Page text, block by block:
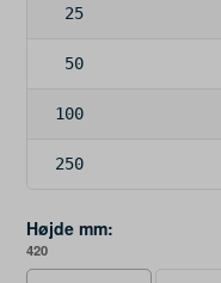
25
50
100
250
Højde mm:
420